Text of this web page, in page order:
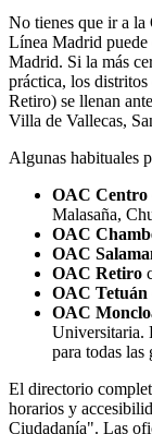
No tienes que ir a
Línea Madrid puede
Madrid. Si la más
práctica, los
Retiro) se llenan
Villa de Vallecas,
Algunas habituales
OAC Centro
Malasaña,
OAC
OAC
OAC Retiro
OAC Tetuán
OAC
Universitaria.
para todas las
El directorio
horarios y
Ciudadanía". Las